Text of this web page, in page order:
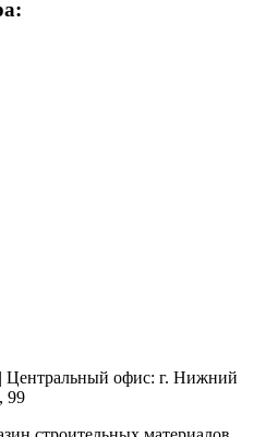
Центральный офис: г. Нижний
99